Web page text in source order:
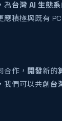
，為台灣 AI 生態系
應積極與既有
作， 開發新的
我們可以共創 台